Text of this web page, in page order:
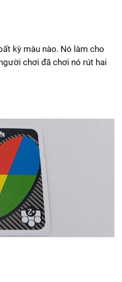
kỳ màu nào. Nó làm cho
chơi đã chơi nó rút hai